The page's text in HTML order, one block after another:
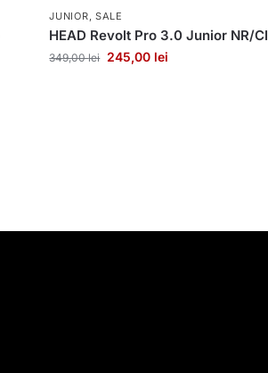
JUNIOR, SALE
HEAD Revolt Pro 3.0 Junior NR/CI
349,00lei 245,00 lei